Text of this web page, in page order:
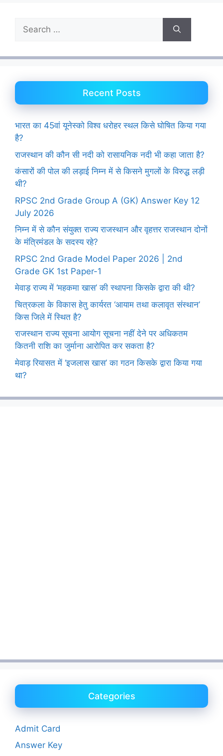
Search
for:
Recent Posts
भारत का 45वां यूनेस्को विश्व धरोहर स्थल किसे घोषित किया गया
है?
राजस्थान की कौन सी नदी को रासायनिक नदी भी कहा जाता है?
कंसारों की पोल की लड़ाई निम्न में से किसने मुगलों के विरुद्ध लड़ी
थी?
RPSC 2nd Grade Group A (GK) Answer Key 12
July 2026
निम्न में से कौन संयुक्त राज्य राजस्थान और वृहत्तर राजस्थान दोनों
के मंत्रिमंडल के सदस्य रहे?
RPSC 2nd Grade Model Paper 2026 | 2nd
Grade GK 1st Paper-1
मेवाड़ राज्य में ‘महकमा खास’ की स्थापना किसके द्वारा की थी?
चित्रकला के विकास हेतु कार्यरत ‘आयाम तथा कलावृत संस्थान’
किस जिले में स्थित है?
राजस्थान राज्य सूचना आयोग सूचना नहीं देने पर अधिकतम
कितनी राशि का जुर्माना आरोपित कर सकता है?
मेवाड़ रियासत में ‘इजलास खास’ का गठन किसके द्वारा किया गया
था?
Categories
Admit Card
Answer Key